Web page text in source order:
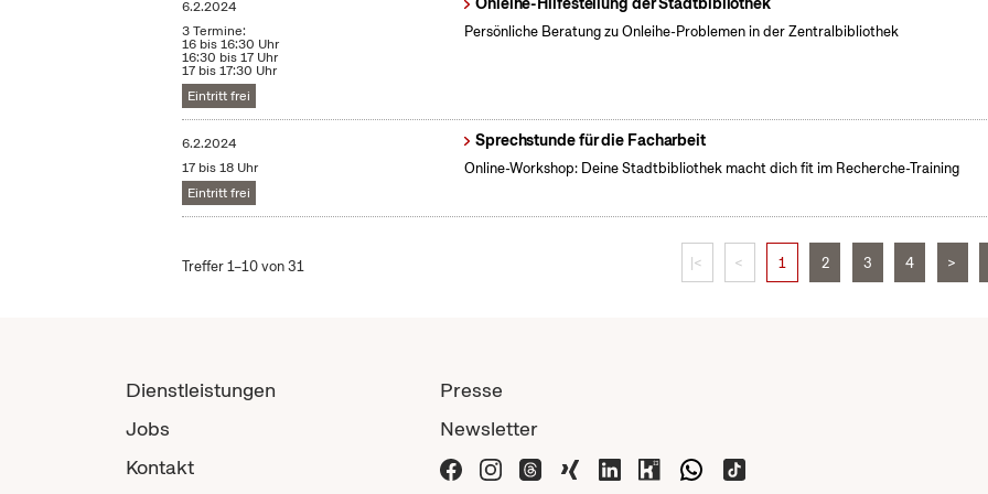
6.2.2024
3 Termine:
16 bis 16:30 Uhr
16:30 bis 17 Uhr
17 bis 17:30 Uhr
Eintritt frei
Persönliche Beratung zu Onleihe-Problemen in der Zentralbibliothek
6.2.2024
17 bis 18 Uhr
Eintritt frei
Sprechstunde für die Facharbeit
Online-Workshop: Deine Stadtbibliothek macht dich fit im Recherche-Training
Treffer 1–10 von 31 |< < 1 2 3 4 >
Dienstleistungen
Jobs
Kontakt
Presse
Newsletter